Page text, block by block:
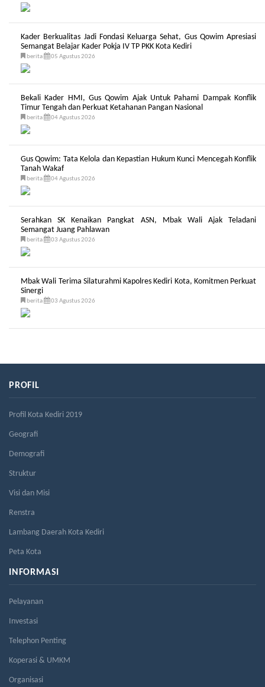
Kader Berkualitas Jadi Fondasi Keluarga Sehat, Gus Qowim Apresiasi
Semangat Belajar Kader Pokja IV TP PKK Kota Kediri
berita 05 Agustus 2026
Bekali Kader HMI, Gus Qowim Ajak Untuk Pahami Dampak Konflik
Timur Tengah dan Perkuat Ketahanan Pangan Nasional
berita 04 Agustus 2026
Gus Qowim: Tata Kelola dan Kepastian Hukum Kunci Mencegah Konflik
Tanah Wakaf
berita 04 Agustus 2026
Serahkan SK Kenaikan Pangkat ASN, Mbak Wali Ajak Teladani
Semangat Juang Pahlawan
berita 03 Agustus 2026
Mbak Wali Terima Silaturahmi Kapolres Kediri Kota, Komitmen Perkuat
Sinergi
berita 03 Agustus 2026
PROFIL
Profil Kota Kediri 2019
Geografi
Demografi
Struktur
Visi dan Misi
Renstra
Lambang Daerah Kota Kediri
Peta Kota
INFORMASI
Pelayanan
Investasi
Telephon Penting
Koperasi & UMKM
Organisasi